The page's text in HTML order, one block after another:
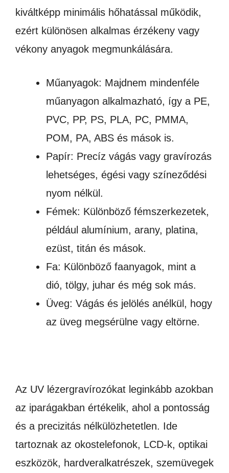
kiváltképp minimális hőhatással működik,
ezért különösen alkalmas érzékeny vagy
vékony anyagok megmunkálására.
Műanyagok: Majdnem mindenféle
műanyagon alkalmazható, így a PE,
PVC, PP, PS, PLA, PC, PMMA,
POM, PA, ABS és mások is.
Papír: Precíz vágás vagy gravírozás
lehetséges, égési vagy színeződési
nyom nélkül.
Fémek: Különböző fémszerkezetek,
például alumínium, arany, platina,
ezüst, titán és mások.
Fa: Különböző faanyagok, mint a
dió, tölgy, juhar és még sok más.
Üveg: Vágás és jelölés anélkül, hogy
az üveg megsérülne vagy eltörne.
Az UV lézergravírozókat leginkább azokban
az iparágakban értékelik, ahol a pontosság
és a precizitás nélkülözhetetlen. Ide
tartoznak az okostelefonok, LCD-k, optikai
eszközök, hardveralkatrészek, szemüvegek